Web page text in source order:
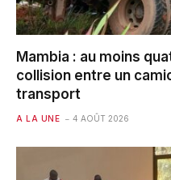
Mambia : au moins
collision entre un
transport
A LA UNE 4 AOÛT 2026